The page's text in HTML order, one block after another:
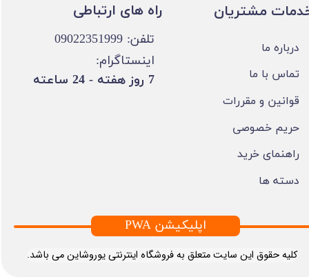
​کلیه حقوق این سایت متعلق به فروشگاه اینترنتی یوروشاین می باشد.
مشتریان
درباره ما
تماس با ما
قوانین و مقررات
حریم خصوصی
راهنمای خرید
دسته ها
تلفن: 09022351999
اینستاگرام:
​7 روز هفته - 24 ساعته ​​​​​​​
PWA اپلیکیشن
​​راه های ارتباطی